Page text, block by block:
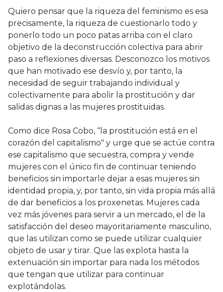
Quiero pensar que la riqueza del feminismo es esa
precisamente, la riqueza de cuestionarlo todo y
ponerlo todo un poco patas arriba con el claro
objetivo de la deconstrucción colectiva para abrir
paso a reflexiones diversas. Desconozco los motivos
que han motivado ese desvío y, por tanto, la
necesidad de seguir trabajando individual y
colectivamente para abolir la prostitución y dar
salidas dignas a las mujeres prostituidas.
Como dice Rosa Cobo, “la prostitución está en el
corazón del capitalismo" y urge que se actúe contra
ese capitalismo que secuestra, compra y vende
mujeres con el único fin de continuar teniendo
beneficios sin importarle dejar a esas mujeres sin
identidad propia, y, por tanto, sin vida propia más allá
de dar beneficios a los proxenetas. Mujeres cada
vez más jóvenes para servir a un mercado, el de la
satisfacción del deseo mayoritariamente masculino,
que las utilizan como se puede utilizar cualquier
objeto de usar y tirar. Que las explota hasta la
extenuación sin importar para nada los métodos
que tengan que utilizar para continuar
explotándolas.